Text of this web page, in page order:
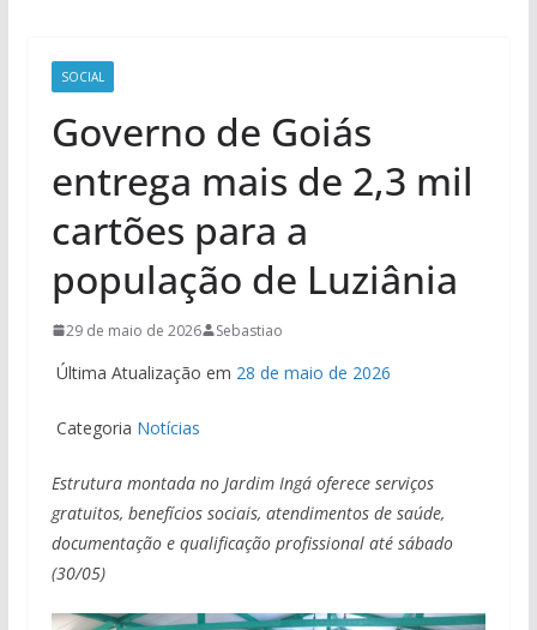
SOCIAL
Governo de Goiás
entrega mais de 2,3 mil
cartões para a
população de Luziânia
29 de maio de 2026 Sebastiao
Última Atualização em 28 de maio de 2026
Categoria Notícias
Estrutura montada no Jardim Ingá oferece serviços
gratuitos, benefícios sociais, atendimentos de saúde,
documentação e qualificação profissional até sábado
(30/05)